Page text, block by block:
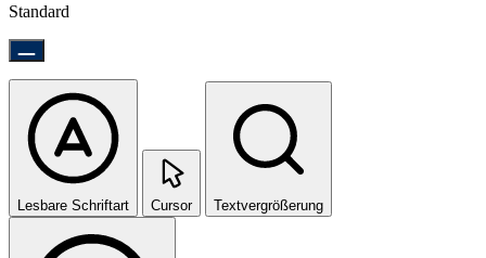
Standard
Lesbare Schriftart Cursor Textvergrößerung